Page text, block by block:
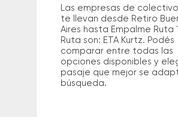
Las empresas de
te llevan desde Retiro
Aires hasta Empalme Ruta
Ruta son: ETA Kurtz. Podés
comparar entre todas las
opciones disponibles y
pasaje que mejor se
búsqueda.